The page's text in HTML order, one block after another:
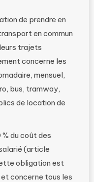
de prendre en
en commun
trajets
concerne les
mensuel,
bus, tramway,
de location de
% du coût des
(article
obligation est
concerne tous les